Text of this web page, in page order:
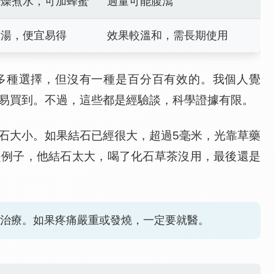
，便宜易得 效果較溫和，需長期使用
選擇，但沒有一種是百分百有效的。我個人覺
到。不過，這些都是經驗談，科學證據有限。
大小。如果結石已經很大，超過5毫米，光靠草藥
子，他結石太大，喝了化石草茶沒用，最後還是
療。如果疼痛嚴重或發燒，一定要就醫。